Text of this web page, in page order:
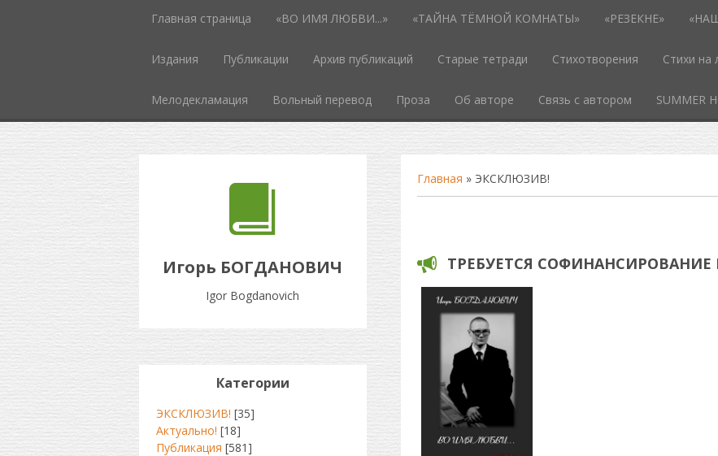
Главная страница «ВО ИМЯ ЛЮБВИ...» «ТАЙНА ТЁМНОЙ КОМНАТЫ» «РЕЗЕКНЕ»
Издания Публикации Архив публикаций Старые тетради Стихотворения Стихи на
Мелодекламация Вольный перевод Проза Об авторе Связь с автором SUMMER
Игорь БОГДАНОВИЧ
Igor Bogdanovich
Главная » ЭКСКЛЮЗИВ!
ТРЕБУЕТСЯ
Категории
ЭКСКЛЮЗИВ! [35]
Актуально! [18]
Публикация [581]